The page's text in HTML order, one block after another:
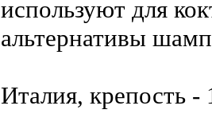
используют для
альтернативы
Италия, крепость -